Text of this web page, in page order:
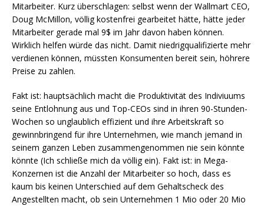
Mitarbeiter. Kurz überschlagen: selbst wenn der Wallmart CEO,
Doug McMillon, völlig kostenfrei gearbeitet hätte, hätte jeder
Mitarbeiter gerade mal 9$ im Jahr davon haben können.
Wirklich helfen würde das nicht. Damit niedrigqualifizierte mehr
verdienen können, müssten Konsumenten bereit sein, höhrere
Preise zu zahlen.
Fakt ist: hauptsächlich macht die Produktivität des Indiviuums
seine Entlohnung aus und Top-CEOs sind in ihren 90-Stunden-
Wochen so unglaublich effizient und ihre Arbeitskraft so
gewinnbringend für ihre Unternehmen, wie manch jemand in
seinem ganzen Leben zusammengenommen nie sein könnte
könnte (Ich schließe mich da völlig ein). Fakt ist: in Mega-
Konzernen ist die Anzahl der Mitarbeiter so hoch, dass es
kaum bis keinen Unterschied auf dem Gehaltscheck des
Angestellten macht, ob sein Unternehmen 1 Mio oder 20 Mio